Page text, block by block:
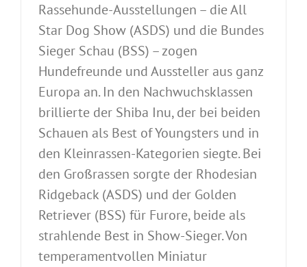
Rassehunde-Ausstellungen – die All
Star Dog Show (ASDS) und die Bundes
Sieger Schau (BSS) – zogen
Hundefreunde und Aussteller aus ganz
Europa an. In den Nachwuchsklassen
brillierte der Shiba Inu, der bei beiden
Schauen als Best of Youngsters und in
den Kleinrassen-Kategorien siegte. Bei
den Großrassen sorgte der Rhodesian
Ridgeback (ASDS) und der Golden
Retriever (BSS) für Furore, beide als
strahlende Best in Show-Sieger. Von
temperamentvollen Miniatur